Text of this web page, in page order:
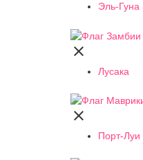
Эль-Гуна

Лусака

Порт-Луи